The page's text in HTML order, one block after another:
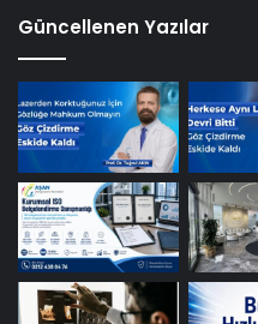
Güncellenen Yazılar